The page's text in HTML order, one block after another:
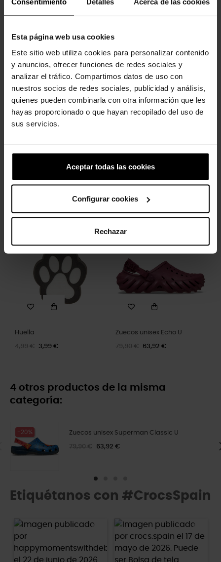
Esta página web usa cookies
Este sitio web utiliza cookies para personalizar contenido
y anuncios, ofrecer funciones de redes sociales y
analizar el tráfico. Compartimos datos de uso con
nuestros socios de redes sociales, publicidad y análisis,
quienes pueden combinarla con otra información que les
hayas proporcionado o que hayan recopilado del uso de
sus servicios.
Aceptar todas las cookies
Configurar cookies
Rechazar
Comodidad en 360 grados.
Los clientes que compraron este
producto también han comprado:
-20%
Flor de tela blanca con perla
-20%
Los Cazafantasmas Stay
Huella
4,99 € 3,99 €
Zuecos unisex Echo U
79,90 € 63,92 €
4 otros productos de la misma
categoría:
-20% Zuecos unisex Superman Classic U
79,90 € 63,92 €
Etiquétanos con #CrocsSpain